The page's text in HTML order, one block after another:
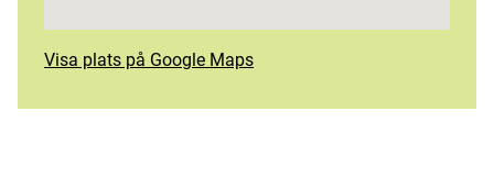
Visa plats på Google Maps